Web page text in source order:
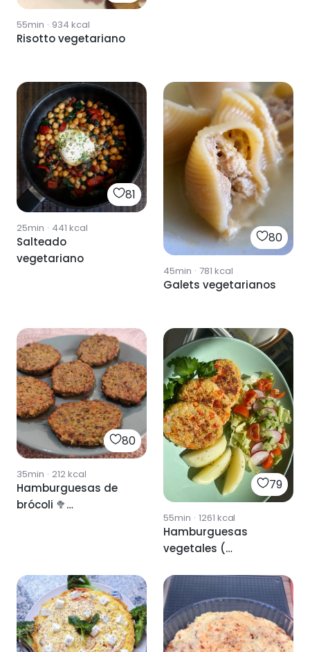
55min · 934 kcal
Risotto vegetariano
81
25min · 441 kcal
Salteado
vegetariano
80
45min · 781 kcal
Galets vegetarianos
80
35min · 212kcal
Hamburguesas de
brócoli 🥦
79
55min · 1261 kcal
Hamburguesas
vegetales (